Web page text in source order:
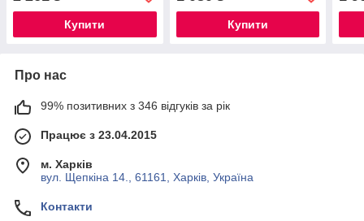
Купити Купити
Про нас
99% позитивних з 346 відгуків за рік
Працює з 23.04.2015
м. Харків
вул. Щепкіна 14., 61161, Харків, Україна
Контакти